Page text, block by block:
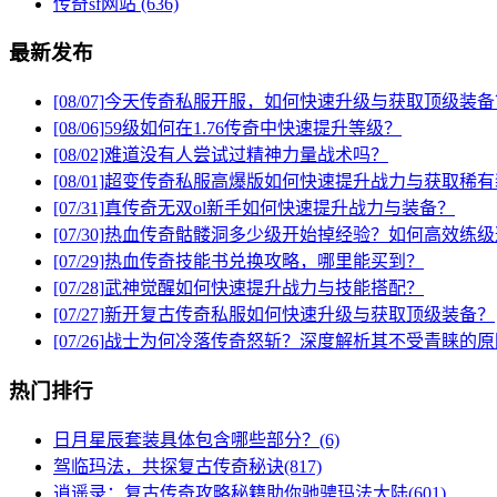
最新发布
[08/07]今天传奇私服开服，如何快速升级与获取顶级装备
[08/06]59级如何在1.76传奇中快速提升等级？
[08/02]难道没有人尝试过精神力量战术吗？
[08/01]超变传奇私服高爆版如何快速提升战力与获取稀有
[07/31]真传奇无双ol新手如何快速提升战力与装备？
[07/30]热血传奇骷髅洞多少级开始掉经验？如何高效练级
[07/29]热血传奇技能书兑换攻略，哪里能买到？
[07/28]武神觉醒如何快速提升战力与技能搭配？
[07/27]新开复古传奇私服如何快速升级与获取顶级装备？
[07/26]战士为何冷落传奇怒斩？深度解析其不受青睐的原
热门排行
日月星辰套装具体包含哪些部分？(6)
驾临玛法，共探复古传奇秘诀(817)
逍遥录：复古传奇攻略秘籍助你驰骋玛法大陆(601)